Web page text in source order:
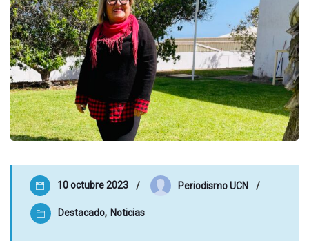
10 octubre 2023 Periodismo UCN
Destacado, Noticias